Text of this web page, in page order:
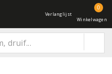
Verlanglijst
0
Winkelwagen